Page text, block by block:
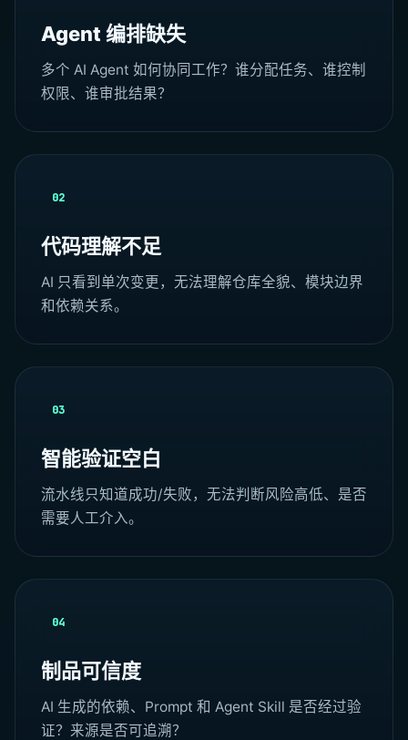
Agent 编排缺失
多个 AI Agent 如何协同工作？谁分配任务、谁控制
权限、谁审批结果？
02
代码理解不足
AI 只看到单次变更，无法理解仓库全貌、模块边界
和依赖关系。
03
智能验证空白
流水线只知道成功/失败，无法判断风险高低、是否
需要人工介入。
04
制品可信度
AI 生成的依赖、Prompt 和 Agent Skill 是否经过验
证？来源是否可追溯？